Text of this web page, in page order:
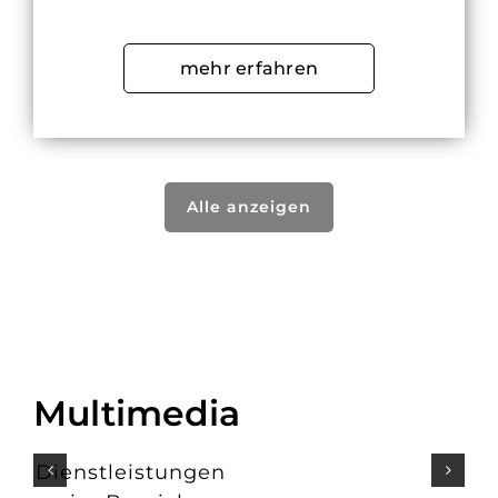
mehr erfahren
Alle anzeigen
Multimedia
Dienstleistungen